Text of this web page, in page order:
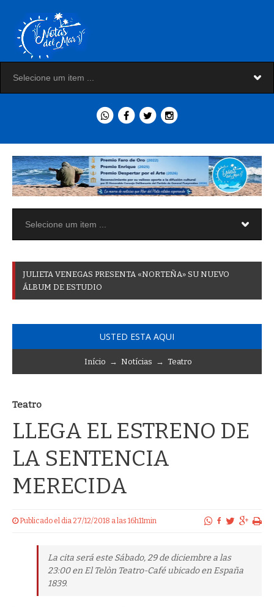
JULIETA VENEGAS PRESENTA «NORTEÑA» SU NUEVO
ÁLBUM DE ESTUDIO
USTED ESTA AQUI
Início → Notícias → Teatro
Teatro
LLEGA EL ESTRENO DE
LA SENTENCIA
MERECIDA
Publicado el dia 27/12/2018 a las 16h11min
La cita será este Sábado, 29 de diciembre a las
23:00 en El Telòn Teatro-Café ubicado en España
1839.